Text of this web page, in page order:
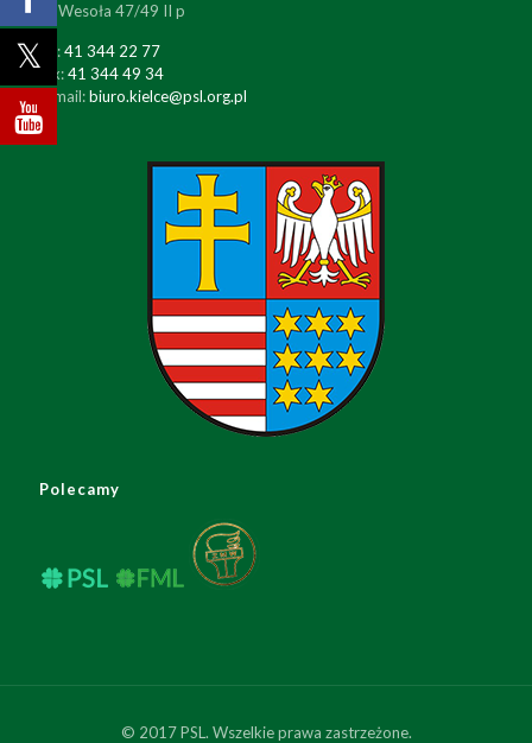
ul. Wesoła 47/49 II p
tel:41 344 22 77
fax:41 344 49 34
e-mail:biuro.kielce@psl.org.pl
Polecamy
© 2017 PSL. Wszelkie prawa zastrzeżone.